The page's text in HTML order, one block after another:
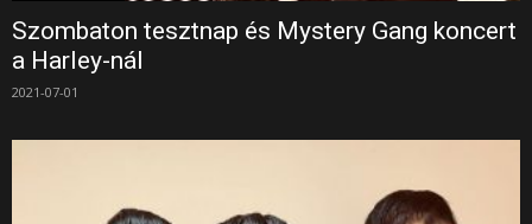
Szombaton tesztnap és Mystery Gang koncert
a Harley-nál
2021-07-01